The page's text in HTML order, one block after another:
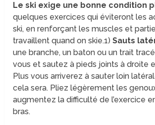
Le ski exige une bonne condition
quelques exercices qui éviteront les
ski, en renforçant les muscles et
travaillent quand on skie.1)Sauts
une branche, un baton ou un trait
vous et sautez à pieds joints à droite
Plus vous arriverez à sauter loin
cela sera. Pliez légèrement les
augmentez la difficulté de l’exercice
bras.